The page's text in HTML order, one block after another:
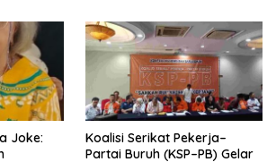
Tema: “Penguatan dan
Pengembangan Organisasi
KBI yang Berbasis Riset di
seluruh Indonesia dan
Mancanegara”.
Joke:
Koalisi Serikat Pekerja–
Partai Buruh (KSP–PB) Gelar